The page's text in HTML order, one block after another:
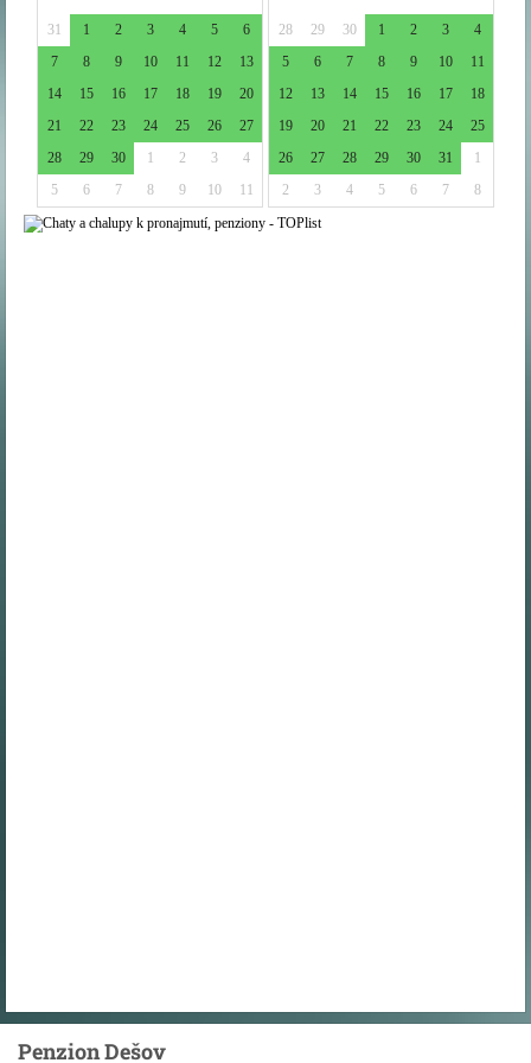
Penzion Dešov